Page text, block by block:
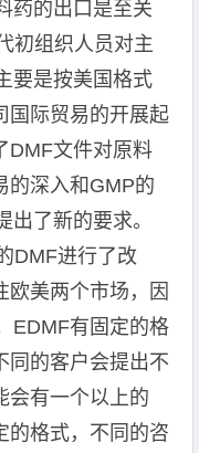
药的出口是至关
初组织人员对主
要是按美国格式
国际贸易的开展起
DMF文件对原料
的深入和GMP的
了新的要求。
DMF进行了改
欧美两个市场，因
EDMF有固定的格
同的客户会提出不
会有一个以上的
的格式，不同的咨